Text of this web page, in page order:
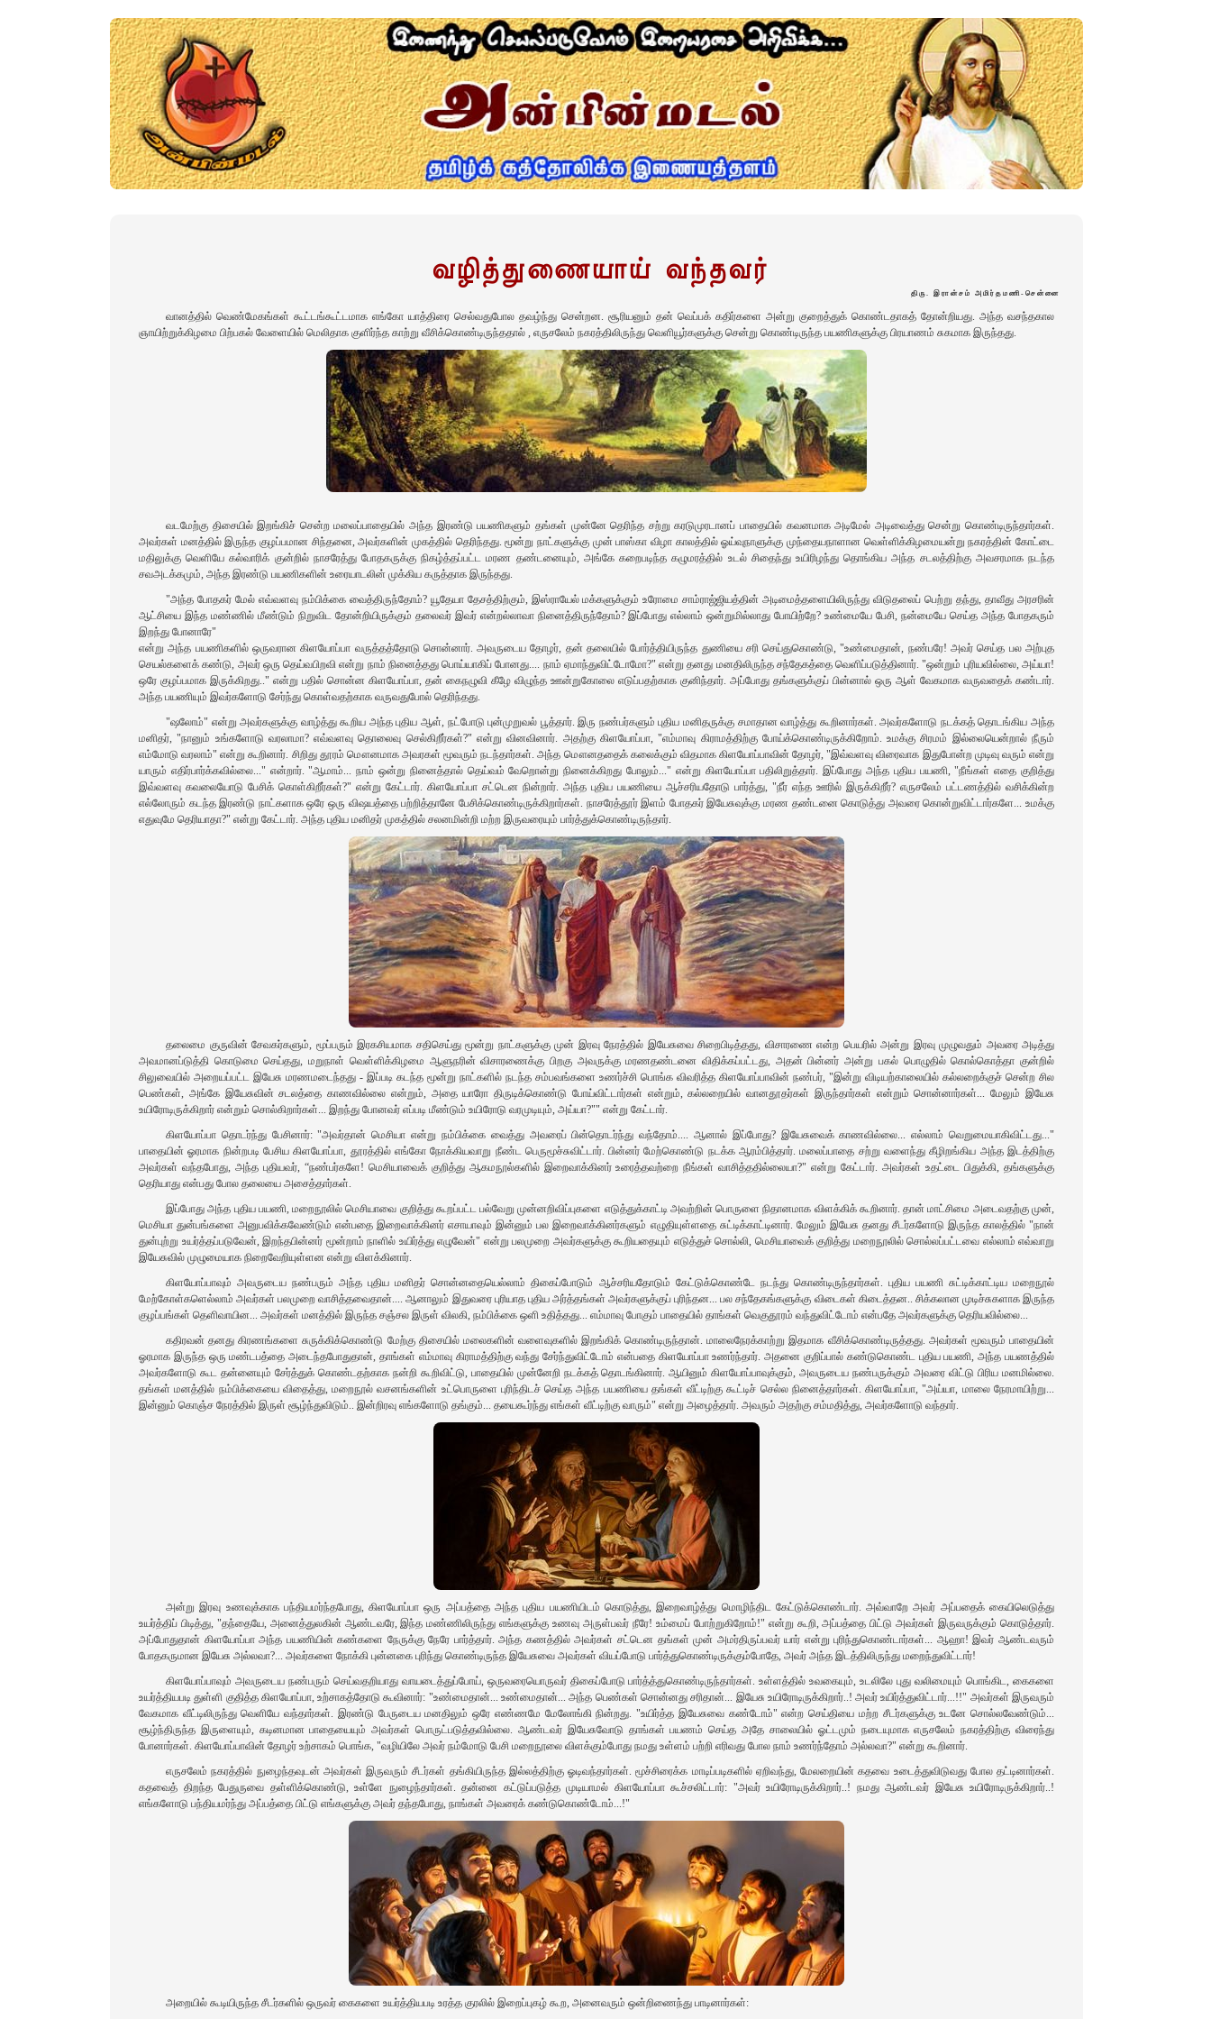
வழித்துணையாய் வந்தவர்
திரு. இரான்சம் அமிர்தமணி-சென்னை
வானத்தில் வெண்மேகங்கள் கூட்டங்கூட்டமாக எங்கோ யாத்திரை செல்வதுபோல தவழ்ந்து சென்றன. சூரியனும் தன் வெப்பக் கதிர்களை அன்று குறைத்துக் கொண்டதாகத் தோன்றியது. அந்த வசந்தகால
ஞாயிற்றுக்கிழமை பிற்பகல் வேளையில் மெலிதாக குளிர்ந்த காற்று வீசிக்கொண்டிருந்ததால் , எருசலேம் நகரத்திலிருந்து வெளியூர்களுக்கு சென்று கொண்டிருந்த பயணிகளுக்கு பிரயாணம் சுகமாக இருந்தது.
வடமேற்கு திசையில் இறங்கிச் சென்ற மலைப்பாதையில் அந்த இரண்டு பயணிகளும் தங்கள் முன்னே தெரிந்த சற்று கரடுமுரடானப் பாதையில் கவனமாக அடிமேல் அடிவைத்து சென்று கொண்டிருந்தார்கள்.
அவர்கள் மனத்தில் இருந்த குழப்பமான சிந்தனை, அவர்களின் முகத்தில் தெரிந்தது. மூன்று நாட்களுக்கு முன் பாஸ்கா விழா காலத்தில் ஓய்வுநாளுக்கு முந்தையநாளான வெள்ளிக்கிழமையன்று நகரத்தின் கோட்டை
மதிலுக்கு வெளியே கல்வாரிக் குன்றில் நாசரேத்து போதகருக்கு நிகழ்த்தப்பட்ட மரண தண்டனையும், அங்கே கறைபடிந்த கழுமரத்தில் உடல் சிதைந்து உயிரிழந்து தொங்கிய அந்த சடலத்திற்கு அவசரமாக நடந்த
சவஅடக்கமும், அந்த இரண்டு பயணிகளின் உரையாடலின் முக்கிய கருத்தாக இருந்தது.
"அந்த போதகர் மேல் எவ்வளவு நம்பிக்கை வைத்திருந்தோம்? யூதேயா தேசத்திற்கும், இஸ்ராயேல் மக்களுக்கும் உரோமை சாம்ராஜ்ஜியத்தின் அடிமைத்தளையிலிருந்து விடுதலைப் பெற்று தந்து, தாவீது அரசரின்
ஆட்சியை இந்த மண்ணில் மீண்டும் நிறுவிட தோன்றியிருக்கும் தலைவர் இவர் என்றல்லாவா நினைத்திருந்தோம்? இப்போது எல்லாம் ஒன்றுமில்லாது போயிற்றே? உண்மையே பேசி, நன்மையே செய்த அந்த போதகரும்
இறந்து போனாரே"
என்று அந்த பயணிகளில் ஒருவரான கிளயோப்பா வருத்தத்தோடு சொன்னார். அவருடைய தோழர், தன் தலையில் போர்த்தியிருந்த துணியை சரி செய்துகொண்டு, "உண்மைதான், நண்பரே! அவர் செய்த பல அற்புத
செயல்களைக் கண்டு, அவர் ஒரு தெய்வபிறவி என்று நாம் நினைத்தது பொய்யாகிப் போனது.... நாம் ஏமாந்துவிட்டோமோ?" என்று தனது மனதிலிருந்த சந்தேகத்தை வெளிப்படுத்தினார். "ஒன்றும் புரியவில்லை, அய்யா!
ஒரே குழப்பமாக இருக்கிறது.." என்று பதில் சொன்ன கிளயோப்பா, தன் கைநழுவி கீழே விழுந்த ஊன்றுகோலை எடுப்பதற்காக குனிந்தார். அப்போது தங்களுக்குப் பின்னால் ஒரு ஆள் வேகமாக வருவதைக் கண்டார்.
அந்த பயணியும் இவர்களோடு சேர்ந்து கொள்வதற்காக வருவதுபோல் தெரிந்தது.
"ஷலோம்" என்று அவர்களுக்கு வாழ்த்து கூறிய அந்த புதிய ஆள், நட்போடு புன்முறுவல் பூத்தார். இரு நண்பர்களும் புதிய மனிதருக்கு சமாதான வாழ்த்து கூறினார்கள். அவர்களோடு நடக்கத் தொடங்கிய அந்த
மனிதர், "நானும் உங்களோடு வரலாமா? எவ்வளவு தொலைவு செல்கிறீர்கள்?" என்று வினவினார். அதற்கு கிளயோப்பா, "எம்மாவு கிராமத்திற்கு போய்க்கொண்டிருக்கிறோம். உமக்கு சிரமம் இல்லையென்றால் நீரும்
எம்மோடு வரலாம்" என்று கூறினார். சிறிது தூரம் மௌனமாக அவரகள் மூவரும் நடந்தார்கள். அந்த மௌனததைக் கலைக்கும் விதமாக கிளயோப்பாவின் தோழர், "இவ்வளவு விரைவாக இதுபோன்ற முடிவு வரும் என்று
யாரும் எதிர்பார்க்கவில்லை..." என்றார். "ஆமாம்... நாம் ஒன்று நினைத்தால் தெய்வம் வேறொன்று நினைக்கிறது போலும்..." என்று கிளயோப்பா பதிலிறுத்தார். இப்போது அந்த புதிய பயணி, "நீங்கள் எதை குறித்து
இவ்வளவு கவலையோடு பேசிக் கொள்கிறீர்கள்?" என்று கேட்டார். கிளயோப்பா சட்டென நின்றார். அந்த புதிய பயணியை ஆச்சரியதோடு பார்த்து, "நீர் எந்த ஊரில் இருக்கிறீர்? எருசலேம் பட்டணத்தில் வசிக்கின்ற
எல்லோரும் கடந்த இரண்டு நாட்களாக ஒரே ஒரு விஷயத்தை பற்றித்தானே பேசிக்கொண்டிருக்கிறார்கள். நாசரேத்தூர் இளம் போதகர் இயேசுவுக்கு மரண தண்டனை கொடுத்து அவரை கொன்றுவிட்டார்களே... உமக்கு
எதுவுமே தெரியாதா?" என்று கேட்டார். அந்த புதிய மனிதர் முகத்தில் சலனமின்றி மற்ற இருவரையும் பார்த்துக்கொண்டிருந்தார்.
தலைமை குருவின் சேவகர்களும், மூப்பரும் இரகசியமாக சதிசெய்து மூன்று நாட்களுக்கு முன் இரவு நேரத்தில் இயேசுவை சிறைபிடித்தது, விசாரணை என்ற பெயரில் அன்று இரவு முழுவதும் அவரை அடித்து
அவமானப்டுத்தி கொடுமை செய்தது, மறுநாள் வெள்ளிக்கிழமை ஆளுநரின் விசாரணைக்கு பிறகு அவருக்கு மரணதண்டனை விதிக்கப்பட்டது, அதன் பின்னர் அன்று பகல் பொழுதில் கொல்கொத்தா குன்றில்
சிலுவையில் அறையப்பட்ட இயேசு மரணமடைந்தது - இப்படி கடந்த மூன்று நாட்களில் நடந்த சம்பவங்களை உணர்ச்சி பொங்க விவரித்த கிளயோப்பாவின் நண்பர், "இன்று விடியற்காலையில் கல்லறைக்குச் சென்ற சில
பெண்கள், அங்கே இயேசுவின் சடலத்தை காணவில்லை என்றும், அதை யாரோ திருடிக்கொண்டு போய்விட்டார்கள் என்றும், கல்லறையில் வானதூதர்கள் இருந்தார்கள் என்றும் சொன்னார்கள்... மேலும் இயேசு
உயிரோடிருக்கிறார் என்றும் சொல்கிறார்கள்... இறந்து போனவர் எப்படி மீண்டும் உயிரோடு வரமுடியும், அய்யா?"" என்று கேட்டார்.
கிளயோப்பா தொடர்ந்து பேசினார்: "அவர்தான் மெசியா என்று நம்பிக்கை வைத்து அவரைப் பின்தொடர்ந்து வந்தோம்.... ஆனால் இப்போது? இயேசுவைக் காணவில்லை... எல்லாம் வெறுமையாகிவிட்டது..."
பாதையின் ஓரமாக நின்றபடி பேசிய கிளயோப்பா, தூரத்தில் எங்கோ நோக்கியவாறு நீண்ட பெருமூச்சுவிட்டார். பின்னர் மேற்கொண்டு நடக்க ஆரம்பித்தார். மலைப்பாதை சற்று வளைந்து கீழிறங்கிய அந்த இடத்திற்கு
அவர்கள் வந்தபோது, அந்த புதியவர், “நண்பர்களே! மெசியாவைக் குறித்து ஆகமநூல்களில் இறைவாக்கினர் உரைத்தவற்றை நீங்கள் வாசித்ததில்லையா?" என்று கேட்டார். அவர்கள் உதட்டை பிதுக்கி, தங்களுக்கு
தெரியாது என்பது போல தலையை அசைத்தார்கள்.
இப்போது அந்த புதிய பயணி, மறைநூலில் மெசியாவை குறித்து கூறப்பட்ட பல்வேறு முன்னறிவிப்புகளை எடுத்துக்காட்டி அவற்றின் பொருளை நிதானமாக விளக்கிக் கூறினார். தான் மாட்சிமை அடைவதற்கு முன்,
மெசியா துன்பங்களை அனுபவிக்கவேண்டும் என்பதை இறைவாக்கினர் எசாயாவும் இன்னும் பல இறைவாக்கினர்களும் எழுதியுள்ளதை சுட்டிக்காட்டினார். மேலும் இயேசு தனது சீடர்களோடு இருந்த காலத்தில் "நான்
துன்புற்று உயர்த்தப்படுவேன், இறந்தபின்னர் மூன்றாம் நாளில் உயிர்த்து எழுவேன்" என்று பலமுறை அவர்களுக்கு கூறியதையும் எடுத்துச் சொல்லி, மெசியாவைக் குறித்து மறைநூலில் சொல்லப்பட்டவை எல்லாம் எவ்வாறு
இயேசுவில் முழுமையாக நிறைவேறியுள்ளன என்று விளக்கினார்.
கிளயோப்பாவும் அவருடைய நண்பரும் அந்த புதிய மனிதர் சொன்னதையெல்லாம் திகைப்போடும் ஆச்சரியதோடும் கேட்டுக்கொண்டே நடந்து கொண்டிருந்தார்கள். புதிய பயணி சுட்டிக்காட்டிய மறைநூல்
மேற்கோள்களெல்லாம் அவர்கள் பலமுறை வாசித்தவைதான்.... ஆனாலும் இதுவரை புரியாத புதிய அர்த்தங்கள் அவர்களுக்குப் புரிந்தன... பல சந்தேகங்களுக்கு விடைகள் கிடைத்தன.. சிக்கலான முடிச்சுகளாக இருந்த
குழப்பங்கள் தெளிவாயின... அவர்கள் மனத்தில் இருந்த சஞ்சல இருள் விலகி, நம்பிக்கை ஒளி உதித்தது... எம்மாவு போகும் பாதையில் தாங்கள் வெகுதூரம் வந்துவிட்டோம் என்பதே அவர்களுக்கு தெரியவில்லை...
கதிரவன் தனது கிரணங்களை சுருக்கிக்கொண்டு மேற்கு திசையில் மலைகளின் வளைவுகளில் இறங்கிக் கொண்டிருந்தான். மாலைநேரக்காற்று இதமாக வீசிக்கொண்டிருத்தது. அவர்கள் மூவரும் பாதையின்
ஓரமாக இருந்த ஒரு மண்டபத்தை அடைந்தபோதுதான், தாங்கள் எம்மாவு கிராமத்திற்கு வந்து சேர்ந்துவிட்டோம் என்பதை கிளயோப்பா உணர்ந்தார். அதனை குறிப்பால் கண்டுகொண்ட புதிய பயணி, அந்த பயணத்தில்
அவர்களோடு கூட தன்னையும் சேர்த்துக் கொண்டதற்காக நன்றி கூறிவிட்டு, பாதையில் முன்னேறி நடக்கத் தொடங்கினார். ஆயினும் கிளயோப்பாவுக்கும், அவருடைய நண்பருக்கும் அவரை விட்டு பிரிய மனமில்லை.
தங்கள் மனத்தில் நம்பிக்கையை விதைத்து, மறைநூல் வசனங்களின் உட்பொருளை புரிந்திடச் செய்த அந்த பயணியை தங்கள் வீட்டிற்கு கூட்டிச் செல்ல நினைத்தார்கள். கிளயோப்பா, "அய்யா, மாலை நேரமாயிற்று...
இன்னும் கொஞ்ச நேரத்தில் இருள் சூழ்ந்துவிடும்.. இன்றிரவு எங்களோடு தங்கும்... தயைகூர்ந்து எங்கள் வீட்டிற்கு வாரும்" என்று அழைத்தார். அவரும் அதற்கு சம்மதித்து, அவர்களோடு வந்தார்.
அன்று இரவு உணவுக்காக பந்தியமர்ந்தபோது, கிளயோப்பா ஒரு அப்பத்தை அந்த புதிய பயணியிடம் கொடுத்து, இறைவாழ்த்து மொழிந்திட கேட்டுக்கொண்டார். அவ்வாறே அவர் அப்பதைக் கையிலெடுத்து
உயர்த்திப் பிடித்து, "தந்தையே, அனைத்துலகின் ஆண்டவரே, இந்த மண்ணிலிருந்து எங்களுக்கு உணவு அருள்பவர் நீரே! உம்மைப் போற்றுகிறோம்!" என்று கூறி, அப்பத்தை பிட்டு அவர்கள் இருவருக்கும் கொடுத்தார்.
அப்போதுதான் கிளயோப்பா அந்த பயணியின் கண்களை நேருக்கு நேரே பார்த்தார். அந்த கணத்தில் அவர்கள் சட்டென தங்கள் முன் அமர்திருப்பவர் யார் என்று புரிந்துகொண்டார்கள்... ஆஹா! இவர் ஆண்டவரும்
போதகருமான இயேசு அல்லவா?... அவர்களை நோக்கி புன்னகை புரிந்து கொண்டிருந்த இயேசுவை அவர்கள் வியப்போடு பார்த்துகொண்டிருக்கும்போதே, அவர் அந்த இடத்திலிருந்து மறைந்துவிட்டார்!
கிளயோப்பாவும் அவருடைய நண்பரும் செய்வதறியாது வாயடைத்துப்போய், ஒருவரையொருவர் திகைப்போடு பார்த்த்துகொண்டிருந்தார்கள். உள்ளத்தில் உவகையும், உடலிலே புது வலிமையும் பொங்கிட, கைகளை
உயர்த்தியபடி துள்ளி குதித்த கிளயோப்பா, உற்சாகத்தோடு கூவினார்: "உண்மைதான்... உண்மைதான்... அந்த பெண்கள் சொன்னது சரிதான்... இயேசு உயிரோடிருக்கிறார்..! அவர் உயிர்த்துவிட்டார்...!!" அவர்கள் இருவரும்
வேகமாக வீட்டிலிருந்து வெளியே வந்தார்கள். இரண்டு பேருடைய மனதிலும் ஒரே எண்ணமே மேலோங்கி நின்றது. "உயிர்த்த இயேசுவை கண்டோம்" என்ற செய்தியை மற்ற சீடர்களுக்கு உடனே சொல்லவேண்டும்...
சூழ்ந்திருந்த இருளையும், கடினமான பாதையையும் அவர்கள் பொருட்படுத்தவில்லை. ஆண்டவர் இயேசுவோடு தாங்கள் பயணம் செய்த அதே சாலையில் ஓட்டமும் நடையுமாக எருசலேம் நகரத்திற்கு விரைந்து
போனார்கள். கிளயோப்பாவின் தோழர் உற்சாகம் பொங்க, "வழியிலே அவர் நம்மோடு பேசி மறைநூலை விளக்கும்போது நமது உள்ளம் பற்றி எரிவது போல நாம் உணர்ந்தோம் அல்லவா?" என்று கூறினார்.
எருசலேம் நகரத்தில் நுழைந்தவுடன் அவர்கள் இருவரும் சீடர்கள் தங்கியிருந்த இல்லத்திற்கு ஓடிவந்தார்கள். மூச்சிரைக்க மாடிப்படிகளில் ஏறிவந்து, மேலறையின் கதவை உடைத்துவிடுவது போல தட்டினார்கள்.
கதவைத் திறந்த பேதுருவை தள்ளிக்கொண்டு, உள்ளே நுழைந்தார்கள். தன்னை கட்டுப்படுத்த முடியாமல் கிளயோப்பா கூச்சலிட்டார்: "அவர் உயிரோடிருக்கிறார்..! நமது ஆண்டவர் இயேசு உயிரோடிருக்கிறார்..!
எங்களோடு பந்தியமர்ந்து அப்பத்தை பிட்டு எங்களுக்கு அவர் தந்தபோது, நாங்கள் அவரைக் கண்டுகொண்டோம்...!"
அறையில் கூடியிருந்த சீடர்களில் ஒருவர் கைகளை உயர்த்தியபடி உரத்த குரலில் இறைப்புகழ் கூற, அனைவரும் ஒன்றிணைந்து பாடினார்கள்: